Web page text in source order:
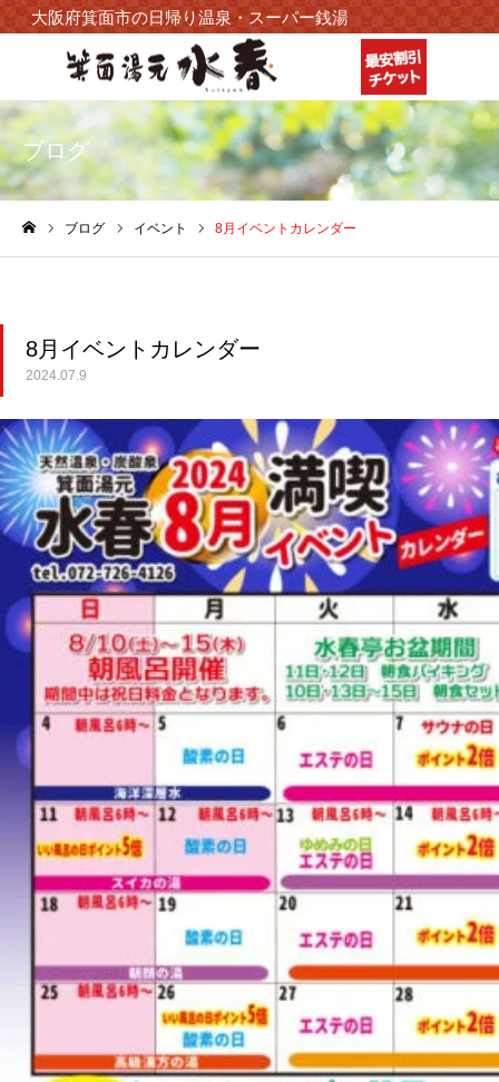
大阪府箕面市の日帰り温泉・スーパー銭湯
ブログ
ブログ イベント 8月イベントカレンダー
8月イベントカレンダー
2024.07.9